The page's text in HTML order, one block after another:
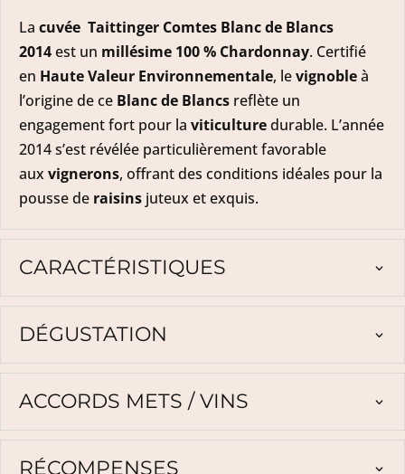
La cuvée Taittinger Comtes Blanc de Blancs
2014est un millésime 100 % Chardonnay. Certifié
en Haute Valeur Environnementale, levignobleà
l’origine de ce Blanc de Blancs reflète un
engagement fort pour la viticulturedurable. L’année
2014 s’est révélée particulièrement favorable
aux vignerons, offrant des conditions idéales pour la
pousse de raisins juteux et exquis.
CARACTÉRISTIQUES
DÉGUSTATION
ACCORDS METS / VINS
RÉCOMPENSES